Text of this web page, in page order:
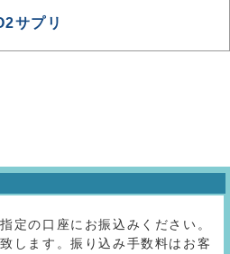
サプリ
定の口座にお振込みください。
します。振り込み手数料はお客